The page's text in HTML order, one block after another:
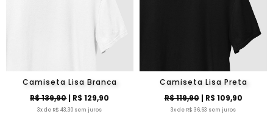
Camiseta Lisa Branca
R$ 139,90| R$ 129,90
3x de R$ 43,30 sem juros
Camiseta Lisa Preta
R$ 119,90| R$ 109,90
3x de R$ 36,63 sem juros